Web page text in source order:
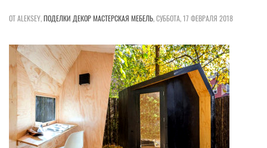
ОТ ALEKSEY,ПОДЕЛКИ ДЕКОРМАСТЕРСКАЯ МЕБЕЛЬ,СУББОТА, 17 ФЕВРАЛЯ 2018